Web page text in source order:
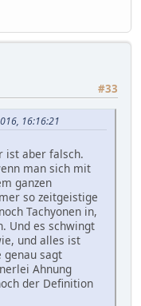
#33
16:16:21
ist aber falsch.
man sich mit
ganzen
so zeitgeistige
Tachyonen in,
Und es schwingt
und alles ist
genau sagt
Ahnung
der Definition